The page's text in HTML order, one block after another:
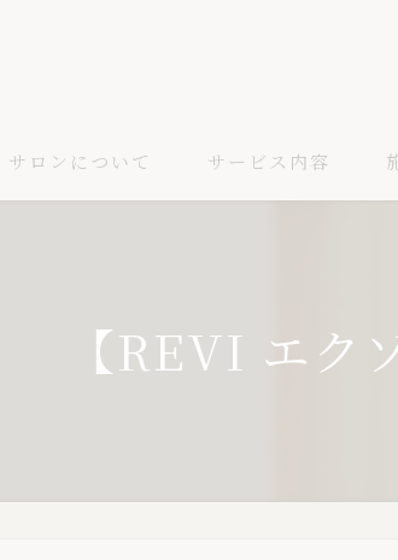
サロンについて サービス内容
【REVI エク